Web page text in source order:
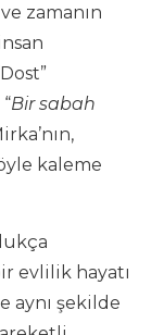
zamanın
Bir sabah
kaleme
evlilik hayatı
aynı şekilde